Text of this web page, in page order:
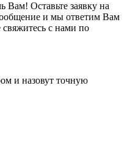
Оставьте заявку на
и мы ответим Вам
с нами по
и назовут точную